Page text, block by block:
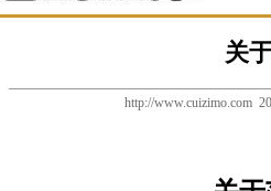
关
http://www.cuizimo.com